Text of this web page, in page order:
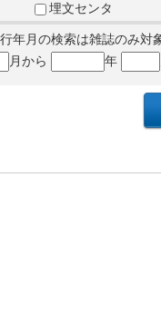
埋文センタ
年月の検索は雑誌のみ対
月から 年